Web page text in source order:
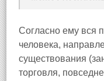
Согласно ему вся
человека,
существования
торговля,